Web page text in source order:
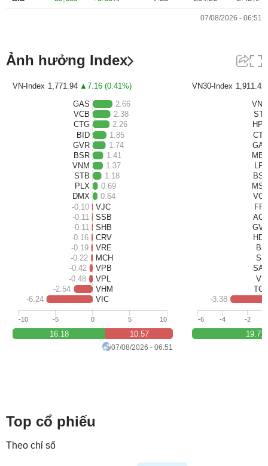
liệu
thị
07/08/2026 - 06:51
Ảnh hưởng Index
VN-Index 1,771.94 7.16 (0.41%)
-10 -5 0 5 10
2.66
2.38
2.26
1.85
1.74
1.41
1.37
1.18
0.69
0.64
VJC
SSB
SHB
CRV
VRE
MCH
VPB
VPL
VHM
VIC
GAS
VCB
CTG
BID
GVR
BSR
VNM
STB
PLX
DMX
-0.10
-0.11
-0.11
-0.16
-0.19
-0.22
-0.42
-0.48
-2.54
-6.24
16.18 10.57
07/08/2026 - 06:51
VN30-Index 1,911.42
-6 -4 -2
-3.38
19.71
Top cổ phiếu
Theo chỉ số
TIÊU
DÙNG
KHÔNG
KHỎE
NGHỆ